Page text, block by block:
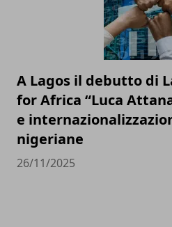
A Lagos il debutto di
for Africa “Luca
e
nigeriane
26/11/2025